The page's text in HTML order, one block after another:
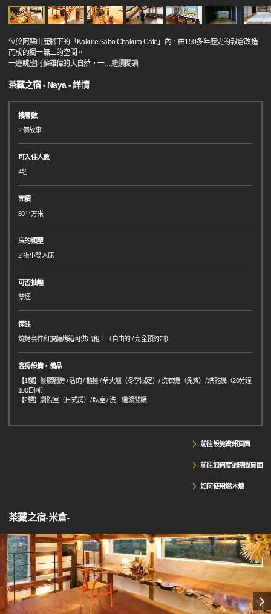
位於阿蘇山麓腳下的「Kakure Sabo Chakura Cafe」內，由150多年歷史的穀倉改造
而成的獨一無二的空間。
一邊眺望阿蘇雄偉的大自然，一…繼續閱讀
茶藏之宿 - Naya - 詳情
樓層數
2 個故事
可入住人數
4名
面積
80平方米
床的類型
2 張小雙人床
可否抽煙
禁煙
備註
燒烤套件和披薩烤箱可供出租。（自由的 / 完全預約制）
客房設備・備品
【1樓】餐廳廚房 / 活的 / 櫃檯 / 柴火爐（冬季限定）/ 洗衣機（免費）/ 烘乾機（20分鐘
100日圓）
【2樓】劇院室（日式房）/ 臥室 / 洗…繼續閱讀
前往設施資訊頁面
前往如何度過時間頁面
如何使用燃木爐
茶藏之宿-米倉-